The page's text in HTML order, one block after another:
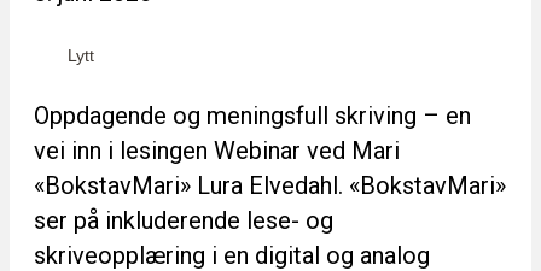
Lytt
Oppdagende og meningsfull skriving – en
vei inn i lesingen Webinar ved Mari
«BokstavMari» Lura Elvedahl. «BokstavMari»
ser på inkluderende lese- og
skriveopplæring i en digital og analog